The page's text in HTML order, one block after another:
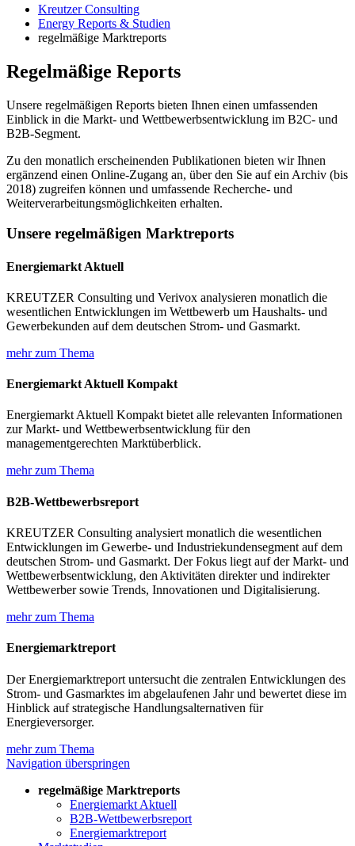
Kreutzer Consulting
Energy Reports & Studien
regelmäßige Marktreports
Regelmäßige Reports
Unsere regelmäßigen Reports bieten Ihnen einen umfassenden
Einblick in die Markt- und Wettbewerbsentwicklung im B2C- und
B2B-Segment.
Zu den monatlich erscheinenden Publikationen bieten wir Ihnen
ergänzend einen Online-Zugang an, über den Sie auf ein Archiv (bis
2018) zugreifen können und umfassende Recherche- und
Weiterverarbeitungsmöglichkeiten erhalten.
Unsere regelmäßigen Marktreports
Energiemarkt Aktuell
KREUTZER Consulting und Verivox analysieren monatlich die
wesentlichen Entwicklungen im Wettbewerb um Haushalts- und
Gewerbekunden auf dem deutschen Strom- und Gasmarkt.
mehr zum Thema
Energiemarkt Aktuell Kompakt
Energiemarkt Aktuell Kompakt bietet alle relevanten Informationen
zur Markt- und Wettbewerbsentwicklung für den
managementgerechten Marktüberblick.
mehr zum Thema
B2B-Wettbewerbsreport
KREUTZER Consulting analysiert monatlich die wesentlichen
Entwicklungen im Gewerbe- und Industriekundensegment auf dem
deutschen Strom- und Gasmarkt. Der Fokus liegt auf der Markt- und
Wettbewerbsentwicklung, den Aktivitäten direkter und indirekter
Wettbewerber sowie Trends, Innovationen und Digitalisierung.
mehr zum Thema
Energiemarktreport
Der Energiemarktreport untersucht die zentralen Entwicklungen des
Strom- und Gasmarktes im abgelaufenen Jahr und bewertet diese im
Hinblick auf strategische Handlungsalternativen für
Energieversorger.
mehr zum Thema
Navigation überspringen
regelmäßige Marktreports
Energiemarkt Aktuell
B2B-Wettbewerbsreport
Energiemarktreport